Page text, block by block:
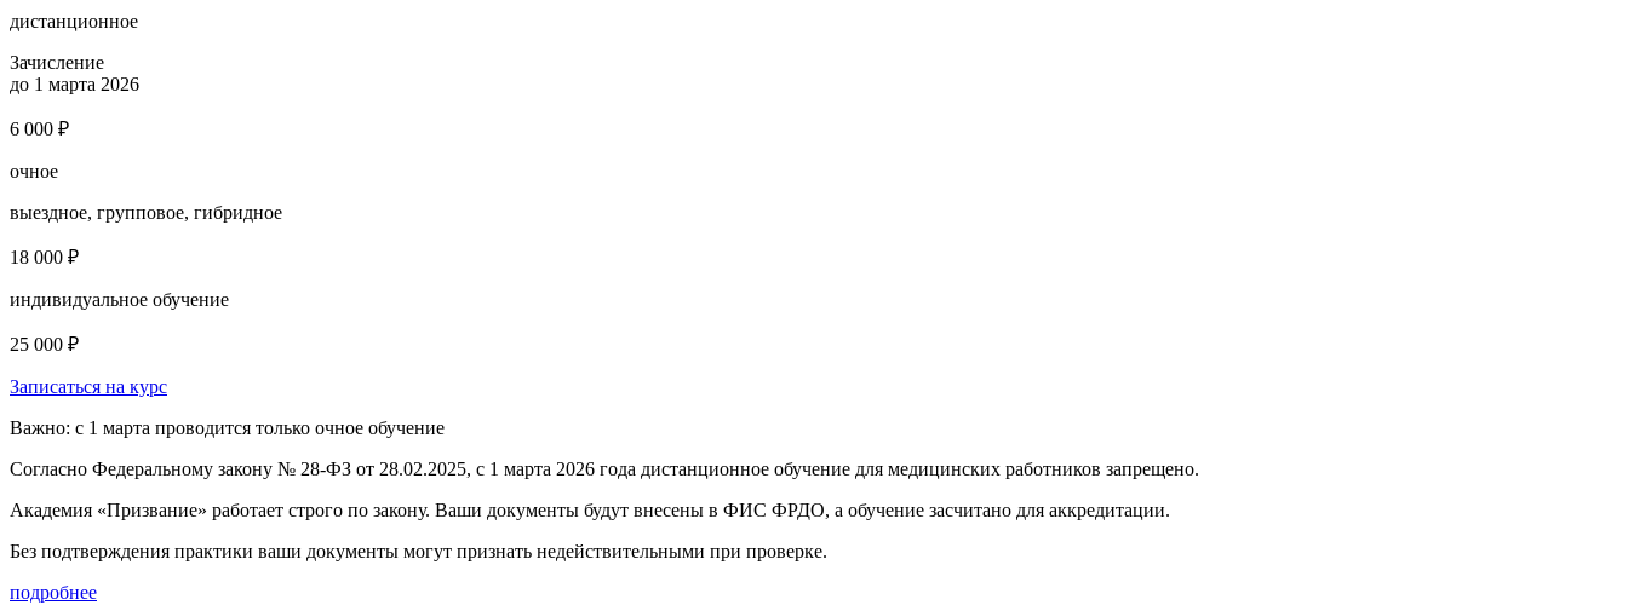
дистанционное
Зачисление
до 1 марта 2026
6 000 ₽
очное
выездное, групповое, гибридное
18 000 ₽
индивидуальное обучение
25 000 ₽
Записаться на курс
Важно: с 1 марта проводится только очное обучение
Согласно Федеральному закону № 28-ФЗ от 28.02.2025, с 1 марта 2026 года дистанционное обучение для медицинских работников запрещено.
Академия «Призвание» работает строго по закону. Ваши документы будут внесены в ФИС ФРДО, а обучение засчитано для аккредитации.
Без подтверждения практики ваши документы могут признать недействительными при проверке.
подробнее